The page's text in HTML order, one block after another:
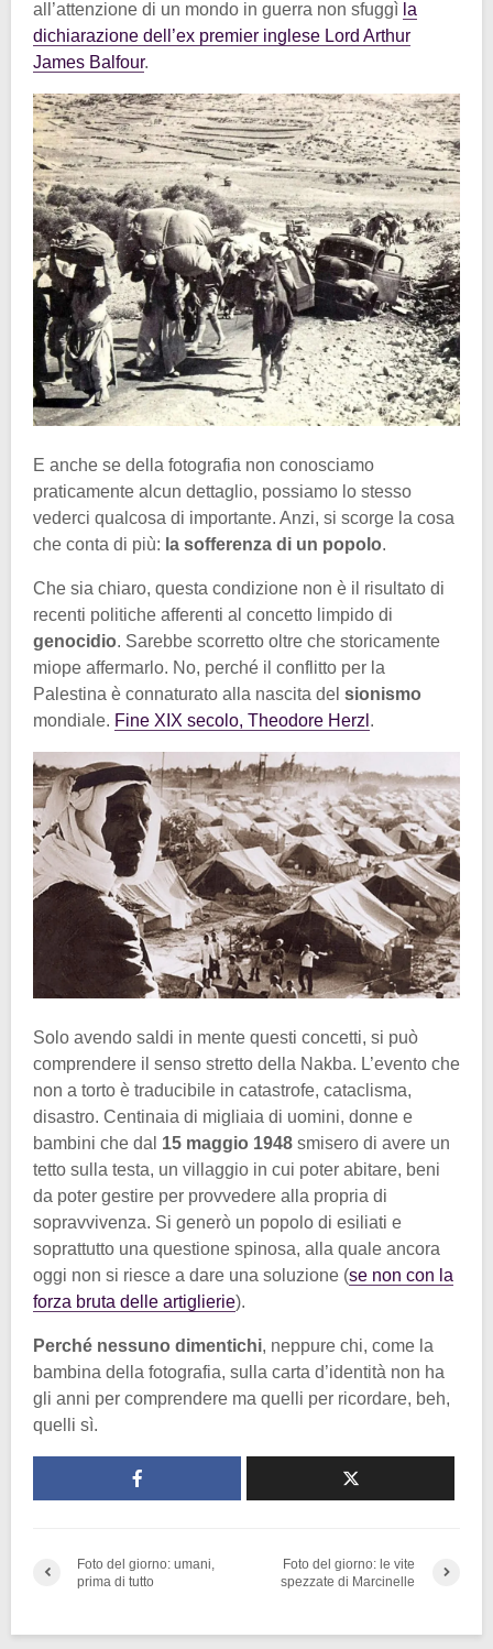
all’attenzione di un mondo in guerra non sfuggì la
dichiarazione dell’ex premier inglese Lord Arthur
James Balfour.
E anche se della fotografia non conosciamo
praticamente alcun dettaglio, possiamo lo stesso
vederci qualcosa di importante. Anzi, si scorge la cosa
che conta di più: la sofferenza di un popolo.
Che sia chiaro, questa condizione non è il risultato di
recenti politiche afferenti al concetto limpido di
genocidio. Sarebbe scorretto oltre che storicamente
miope affermarlo. No, perché il conflitto per la
Palestina è connaturato alla nascita del sionismo
mondiale. Fine XIX secolo, Theodore Herzl .
Solo avendo saldi in mente questi concetti, si può
comprendere il senso stretto della Nakba. L’evento che
non a torto è traducibile in catastrofe, cataclisma,
disastro. Centinaia di migliaia di uomini, donne e
bambini che dal 15 maggio 1948 smisero di avere un
tetto sulla testa, un villaggio in cui poter abitare, beni
da poter gestire per provvedere alla propria di
sopravvivenza. Si generò un popolo di esiliati e
soprattutto una questione spinosa, alla quale ancora
oggi non si riesce a dare una soluzione (se non con la
forza bruta delle artiglierie).
Perché nessuno dimentichi, neppure chi, come la
bambina della fotografia, sulla carta d’identità non ha
gli anni per comprendere ma quelli per ricordare, beh,
quelli sì.
Foto del giorno: umani,
prima di tutto
Foto del giorno: le vite
spezzate di Marcinelle